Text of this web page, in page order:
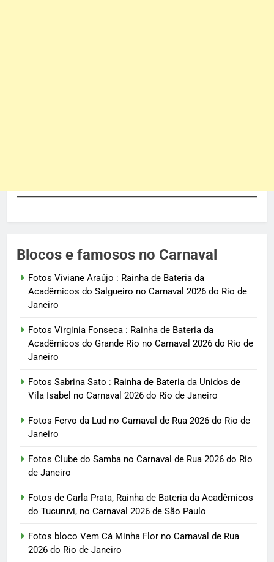
Blocos e famosos no Carnaval
Fotos Viviane Araújo : Rainha de Bateria da
Acadêmicos do Salgueiro no Carnaval 2026 do Rio de
Janeiro
Fotos Virginia Fonseca : Rainha de Bateria da
Acadêmicos do Grande Rio no Carnaval 2026 do Rio de
Janeiro
Fotos Sabrina Sato : Rainha de Bateria da Unidos de
Vila Isabel no Carnaval 2026 do Rio de Janeiro
Fotos Fervo da Lud no Carnaval de Rua 2026 do Rio de
Janeiro
Fotos Clube do Samba no Carnaval de Rua 2026 do Rio
de Janeiro
Fotos de Carla Prata, Rainha de Bateria da Acadêmicos
do Tucuruvi, no Carnaval 2026 de São Paulo
Fotos bloco Vem Cá Minha Flor no Carnaval de Rua
2026 do Rio de Janeiro